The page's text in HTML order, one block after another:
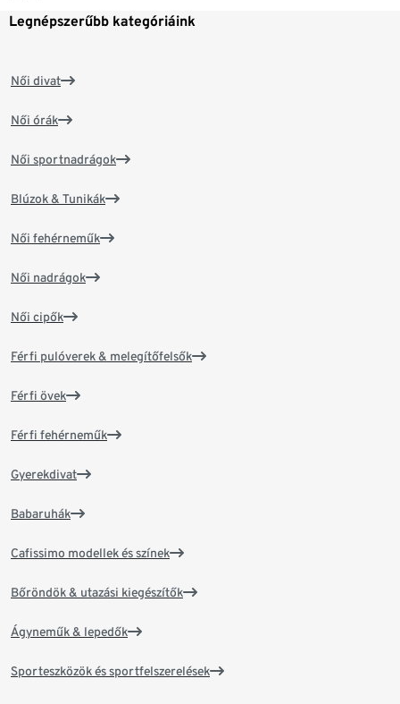
Legnépszerűbb kategóriáink
Női divat
Női órák
Női sportnadrágok
Blúzok & Tunikák
Női fehérneműk
Női nadrágok
Női cipők
Férfi pulóverek & melegítőfelsők
Férfi övek
Férfi fehérneműk
Gyerekdivat
Babaruhák
Cafissimo modellek és színek
Bőröndök & utazási kiegészítők
Ágyneműk & lepedők
Sporteszközök és sportfelszerelések